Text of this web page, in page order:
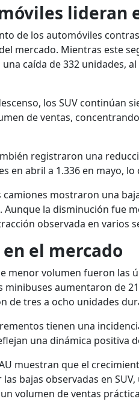
lideran
de los automóviles
mercado. Mientras este
caída de 332 unidades,
los SUV continúan
de ventas,
registraron una
en abril a 1.336 en mayo,
camiones mostraron una
Aunque la disminución fue
observada en varios
el mercado
menor volumen fueron las
minibuses aumentaron de
de tres a ocho unidades
tienen una
una dinámica positiva
muestran que el
bajas observadas en
volumen de ventas